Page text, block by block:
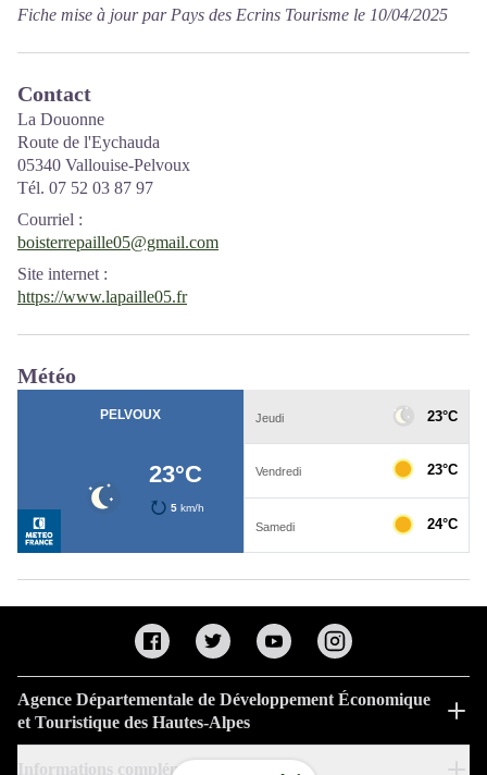
Fiche mise à jour par Pays des Ecrins Tourisme le 10/04/2025
Contact
La Douonne
Route de l'Eychauda
05340 Vallouise-Pelvoux
Tél. 07 52 03 87 97
Courriel :
boisterrepaille05@gmail.com
Site internet :
https://www.lapaille05.fr
Météo
Agence Départementale de Développement Économique
et Touristique des Hautes-Alpes
Informations complémentaires